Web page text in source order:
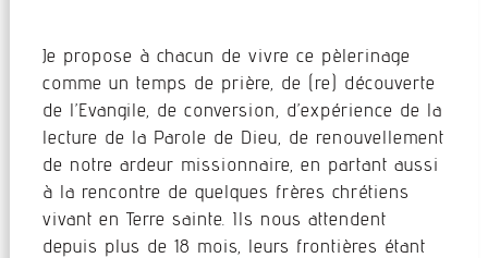
Je propose à chacun de vivre ce pèlerinage
comme un temps de prière, de (re) découverte
de l’Evangile, de conversion, d’expérience de la
lecture de la Parole de Dieu, de renouvellement
de notre ardeur missionnaire, en partant aussi
à la rencontre de quelques frères chrétiens
vivant en Terre sainte. Ils nous attendent
depuis plus de 18 mois, leurs frontières étant